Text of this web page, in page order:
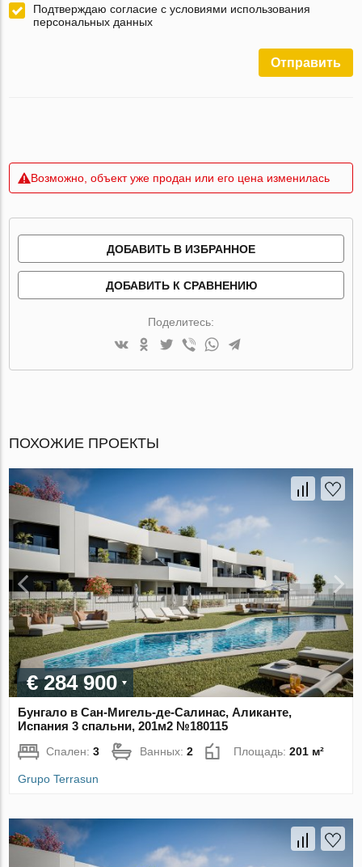
Подтверждаю согласие с условиями использования
персональных данных
Отправить
Возможно, объект уже продан или его цена изменилась
ДОБАВИТЬ В ИЗБРАННОЕ
ДОБАВИТЬ К СРАВНЕНИЮ
Поделитесь:
ПОХОЖИЕ ПРОЕКТЫ
€ 284 900
Бунгало в Сан-Мигель-де-Салинас, Аликанте,
Испания 3 спальни, 201м2 №180115
Спален:3 Ванных:2 Площадь:201 м²
Grupo Terrasun